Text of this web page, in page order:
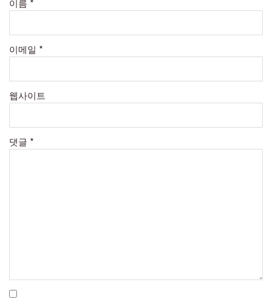
이름 *
이메일 *
웹사이트
댓글 *